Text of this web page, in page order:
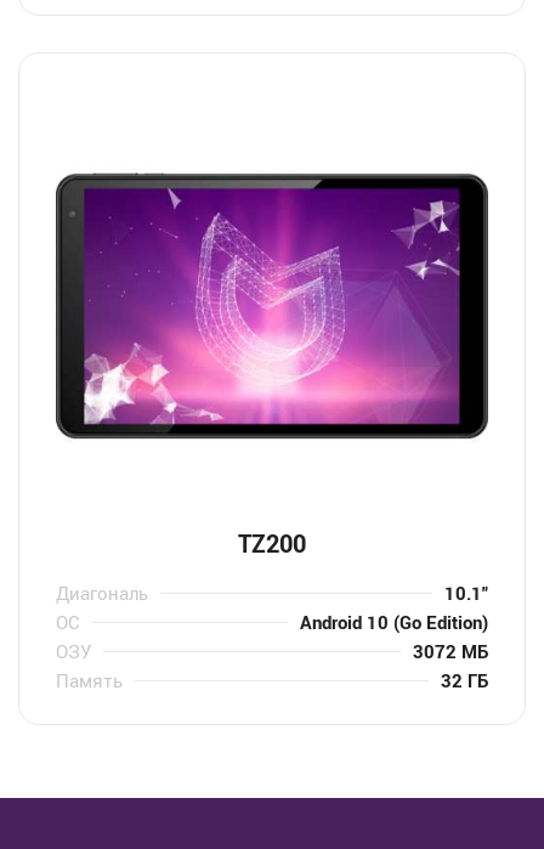
TZ200
Диагональ
10.1″
ОС
Android 10 (Go Edition)
ОЗУ
3072 МБ
Память
32 ГБ